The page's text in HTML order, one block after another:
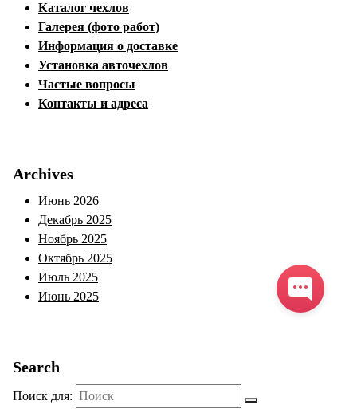
Каталог чехлов
Галерея (фото работ)
Информация о доставке
Установка авточехлов
Частые вопросы
Контакты и адреса
Archives
Июнь 2026
Декабрь 2025
Ноябрь 2025
Октябрь 2025
Июль 2025
Июнь 2025
Search
Поиск для: